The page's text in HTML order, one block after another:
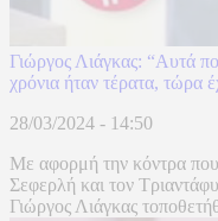
Γιώργος Λιάγκας: “Αυτά
χρόνια ήταν τέρατα, τώρα
28/03/2024 - 14:50
Με αφορμή την κόντρα
Σεφερλή και τον
Γιώργος Λιάγκας